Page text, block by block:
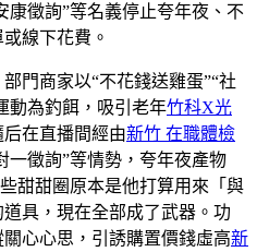
康徵詢”等名義停止夸年夜、不
線下花費。
門商家以“不花錢送雞蛋”“社
動為釣餌，吸引老年竹科X光
在直播間經由新竹 在職體檢
一徵詢”等情勢，夸年夜產物
甜甜圈原本是他打算用來「與
具，現在全部成了武器。功
心心思，引誘購置價錢虛高新